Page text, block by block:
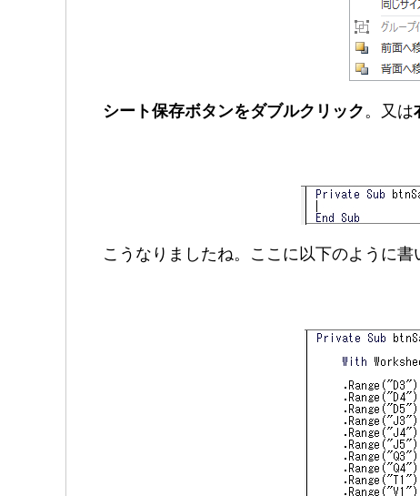
シート保存ボタンをダブルクリック 。又は
こうなりましたね。ここに以下のように書